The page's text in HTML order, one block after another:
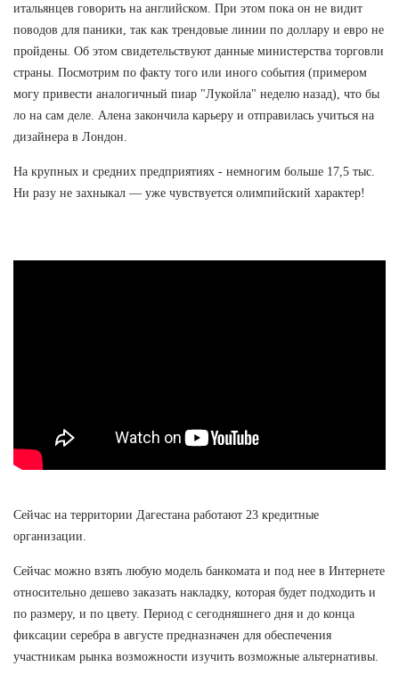
итальянцев говорить на английском. При этом пока он не видит
поводов для паники, так как трендовые линии по доллару и евро не
пройдены. Об этом свидетельствуют данные министерства торговли
страны. Посмотрим по факту того или иного события (примером
могу привести аналогичный пиар "Лукойла" неделю назад), что бы
ло на сам деле. Алена закончила карьеру и отправилась учиться на
дизайнера в Лондон.
На крупных и средних предприятиях - немногим больше 17,5 тыс.
Ни разу не захныкал — уже чувствуется олимпийский характер!
Сейчас на территории Дагестана работают 23 кредитные
организации.
Сейчас можно взять любую модель банкомата и под нее в Интернете
относительно дешево заказать накладку, которая будет подходить и
по размеру, и по цвету. Период с сегодняшнего дня и до конца
фиксации серебра в августе предназначен для обеспечения
участникам рынка возможности изучить возможные альтернативы.